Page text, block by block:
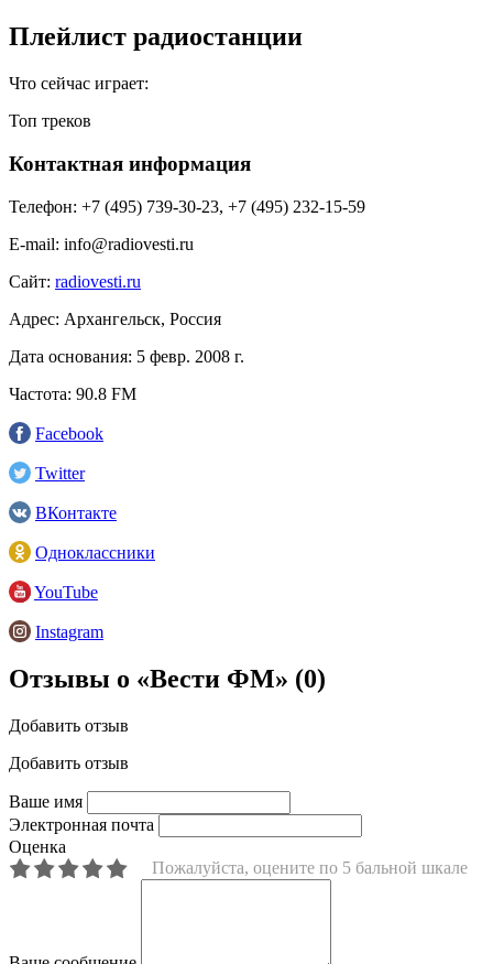
Плейлист радиостанции
Что сейчас играет:
Топ треков
Контактная информация
Телефон: +7 (495) 739-30-23, +7 (495) 232-15-59
E-mail: info@radiovesti.ru
Сайт: radiovesti.ru
Адрес: Архангельск, Россия
Дата основания: 5 февр. 2008 г.
Частота: 90.8 FM
Facebook
Twitter
ВКонтакте
Одноклассники
YouTube
Instagram
Отзывы о «Вести ФМ» (0)
Добавить отзыв
Добавить отзыв
Ваше имя
Электронная почта
Оценка
Пожалуйста, оцените по 5 бальной шкале